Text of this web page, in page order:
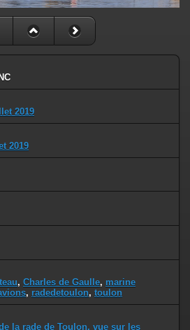
2019
2019
, Charles de Gaulle, marine
, radedetoulon, toulon
la rade de Toulon, vue sur les